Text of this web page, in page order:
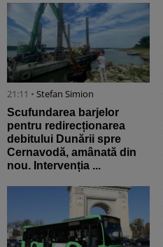
21:11 • Stefan Simion
Scufundarea barjelor
pentru redirecționarea
debitului Dunării spre
Cernavodă, amânată din
nou. Intervenția ...